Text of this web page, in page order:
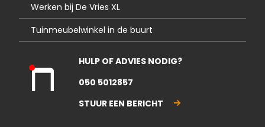
Werken bij De Vries XL
Tuinmeubelwinkel in de buurt
nte
HULP OF ADVIES NODIG?
050 5012857
STUUR EEN BERICHT